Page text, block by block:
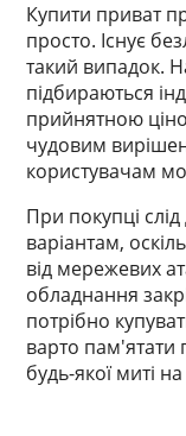
Купити приват
просто. Існує
такий випадок.
підбираються
прийнятною
чудовим
користувачам
При покупці
варіантам,
від мережевих
обладнання
потрібно
варто пам'ятати
будь-якої миті